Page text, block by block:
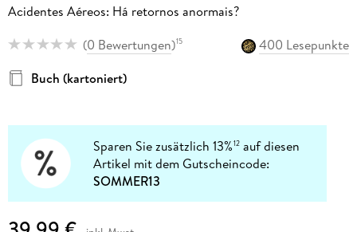
Acidentes Aéreos: Há retornos anormais?
(0 Bewertungen)15
400 Lesepunkte
Buch (kartoniert)
Sparen Sie zusätzlich 13%12 auf diesen
Artikel mit dem Gutscheincode:
SOMMER13